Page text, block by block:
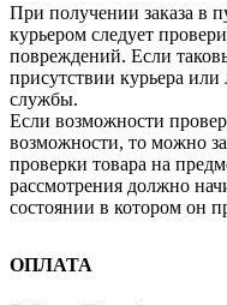
При получении заказа в
курьером следует
повреждений. Если
присутствии курьера или
службы.
Если возможности
возможности, то можно
проверки товара на
рассмотрения должно
состоянии в котором он
ОПЛАТА